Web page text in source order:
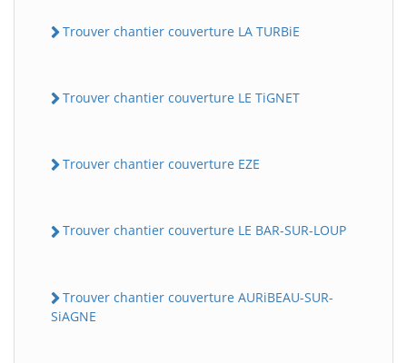
Trouver chantier couverture LA TURBiE
Trouver chantier couverture LE TiGNET
Trouver chantier couverture EZE
Trouver chantier couverture LE BAR-SUR-LOUP
Trouver chantier couverture AURiBEAU-SUR-
SiAGNE